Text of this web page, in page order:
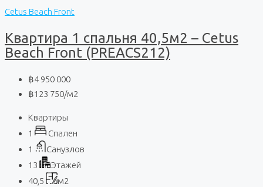
Cetus Beach Front
Квартира 1 спальня 40,5м2 – Cetus
Beach Front (PREACS212)
฿4 950 000
฿123 750/м2
Квартиры
1
Спален
1
Санузлов
13
Этажей
40,5
м2